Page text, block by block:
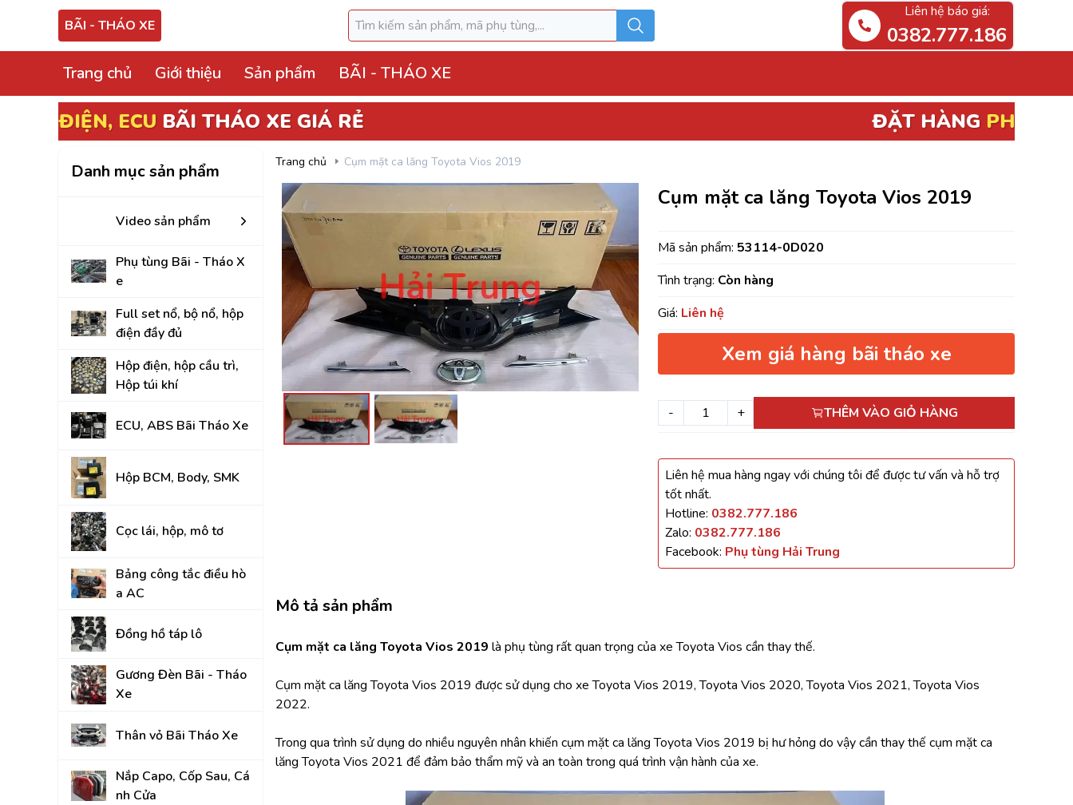
BÃI - THÁO XE
Liên hệ báo giá:
0382.777.186
Trang chủ Giới thiệu Sản phẩm
Video sản phẩm
Phụ tùng Bãi - Tháo Xe
Hộp điện, hộp cầu trì, Hộp túi khí
ECU, ABS Bãi Tháo Xe
Hộp BCM, Body, SMK
Cọc lái, hộp, mô tơ
Bảng công tắc điều hòa AC
Đồng hồ táp lô
Gương Đèn Bãi - Tháo Xe
Thân vỏ Bãi Tháo Xe
Gầm, máy, hộp số
Hệ thống treo gầm, giảm xóc, càng
A, rotuyn
NỘI - NGOẠI THẤT
TOYOTA
HYUNDAI
BÃI - THÁO XE
PHỤ TÙNG ĐIỆN, ECU
Danh mục sản phẩm
Video sản phẩm
Phụ tùng Bãi - Tháo X
e
Full set nổ, bộ nổ, hộp
điện đầy đủ
Hộp điện, hộp cầu trì,
Hộp túi khí
ECU, ABS Bãi Tháo Xe
Hộp BCM, Body, SMK
Cọc lái, hộp, mô tơ
Bảng công tắc điều hò
a AC
Đồng hồ táp lô
Gương Đèn Bãi - Tháo
Xe
Thân vỏ Bãi Tháo Xe
Nắp Capo, Cốp Sau, Cá
nh Cửa
Trang chủ Cụm mặt ca lăng Toyota Vios 2019
Cụm mặt ca lăng Toyota Vios 2019
Mã sản phẩm: 53114-0D020
Tình trạng: Còn hàng
Giá: Liên hệ
Xem giá hàng bãi tháo xe
- + THÊM VÀO GIỎ HÀNG
Liên hệ mua hàng ngay với chúng tôi để được tư vấn và hỗ trợ
tốt nhất.
Hotline: 0382.777.186
Zalo: 0382.777.186
Facebook: Phụ tùng Hải Trung
Mô tả sản phẩm
Cụm mặt ca lăng Toyota Vios 2019 là phụ tùng rất quan trọng của xe Toyota Vios cần thay thế.
Cụm mặt ca lăng Toyota Vios 2019 được sử dụng cho xe Toyota Vios 2019, Toyota Vios 2020, Toyota Vios 2021, Toyota Vios
2022.
Trong qua trình sử dụng do nhiều nguyên nhân khiến cụm mặt ca lăng Toyota Vios 2019 bị hư hỏng do vậy cần thay thế cụm mặt ca
lăng Toyota Vios 2021 để đảm bảo thẩm mỹ và an toàn trong quá trình vận hành của xe.